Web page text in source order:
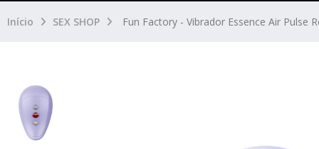
Início SEX SHOP Fun Factory - Vibrador Essence Air Pulse